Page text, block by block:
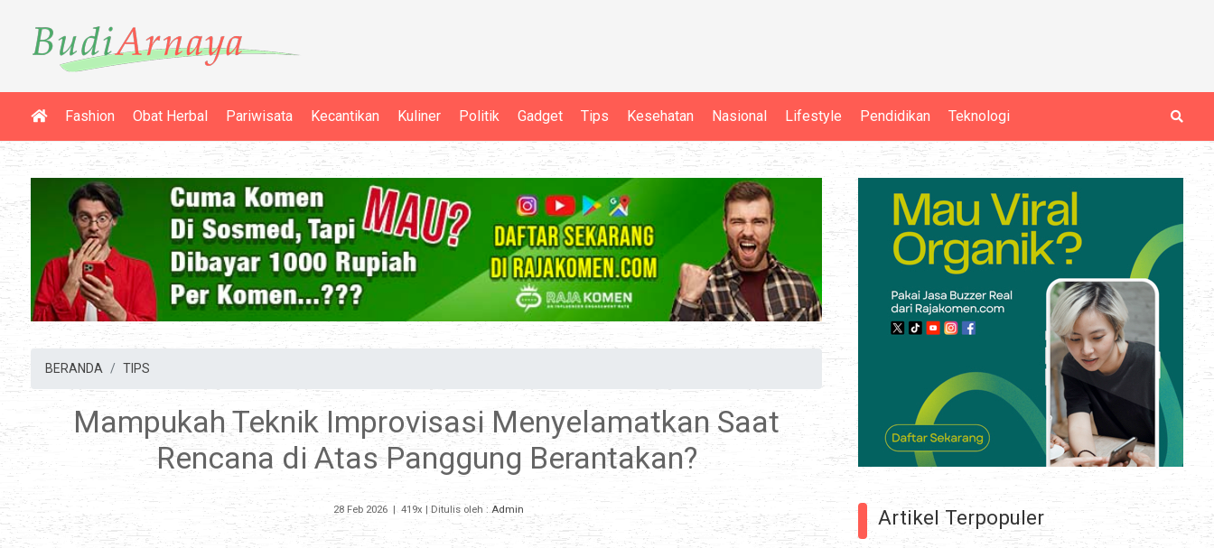
Fashion Obat Herbal Pariwisata Kecantikan Kuliner Politik Gadget Tips Kesehatan Nasional Lifestyle Pendidikan Teknologi
BERANDA TIPS
Mampukah Teknik Improvisasi Menyelamatkan Saat
Rencana di Atas Panggung Berantakan?
28 Feb 2026 419x | Ditulis oleh : Admin Artikel Terpopuler